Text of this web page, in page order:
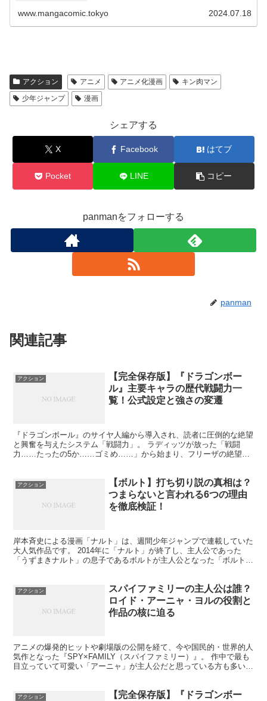
www.mangacomic.tokyo 2024.07.18
アクション アニメ アニメ化漫画
キン肉マン
少年ジャンプ
漫画
シェアする
X Facebook はてブ
Pocket LINE コピー
panmanをフォローする
panman
関連記事
アクション
【完全保存版】『ドラゴンボー
ル』主要キャラの歴代戦闘力一
覧！公式設定と強さの変遷
『ドラゴンボール』のサイヤ人編から導入され、読者に圧倒的な絶望
と興奮を与えたシステム「戦闘力」。 ラディッツが放った「戦闘
力……たったの5か……ゴミめ……」から始まり、フリーザの絶望の
アクション
【ボルト】打ち切り説の真相は？
つまらないと言われる6つの理由
を徹底検証！
岸本斉史による漫画「ナルト」は、週間少年ジャンプで連載していた
大人気作品です。 2014年に「ナルト」が終了し、主人公であった
「うずまきナルト」の息子であるボルトが主人公となった「ボルト」
アクション
スパイファミリーの主人公は誰？
ロイド・アーニャ・ヨルの役割と
作品の核に迫る
アニメの爆発的ヒットや劇場版の公開を経て、今や国民的・世界的人
気作となった『SPY×FAMILY（スパイファミリー）』。 作中で最も
目立っていて可愛い「アーニャ」が主人公だと思っている方も多いの
アクション
【完全保存版】『ドラゴンボー